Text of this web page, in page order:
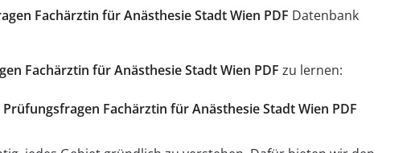
Fachärztin für Anästhesie Stadt Wien PDF Datenbank
Fachärztin für Anästhesie Stadt Wien PDF zu lernen:
Fachärztin für Anästhesie Stadt Wien PDF